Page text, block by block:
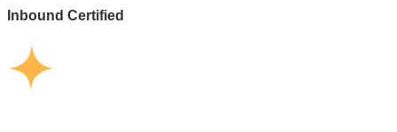
Inbound Certified